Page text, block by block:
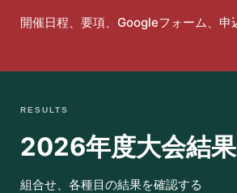
開催日程、要項、Googleフォーム、申
RESULTS
2026年度大会結果
組合せ、各種目の結果を確認する